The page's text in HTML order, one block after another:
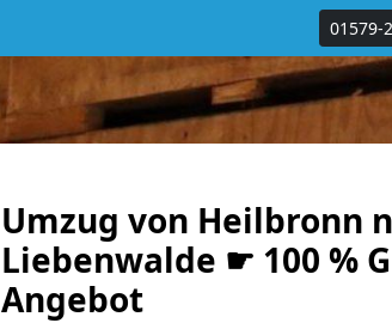
01579-
Umzug von Heilbronn
Liebenwalde ☛ 100 %
Angebot